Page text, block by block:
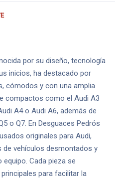
por su diseño, tecnología
inicios, ha destacado por
cómodos y con una amplia
compactos como el Audi A3
A4 o Audi A6, además de
o Q7. En Desguaces Pedrós
originales para Audi,
de vehículos desmontados y
Cada pieza se
para facilitar la